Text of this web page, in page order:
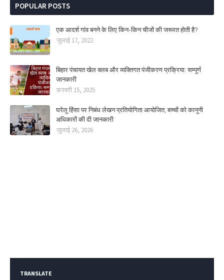
POPULAR POSTS
एक आदर्श गांव बनने के लिए किन-किन चीजों की जरूरत होती है?
जुलाई 17, 2022
बिहार पंचायत खेल क्लब और व्यक्तिगत पंजीकरण प्रक्रिया: सम्पूर्ण
जानकारी
फ़रवरी 15, 2025
घरेलू हिंसा पर निबंध लेखन प्रतियोगिता आयोजित, बच्चों को कानूनी
अधिकारों की दी जानकारी
जुलाई 26, 2026
TRANSLATE